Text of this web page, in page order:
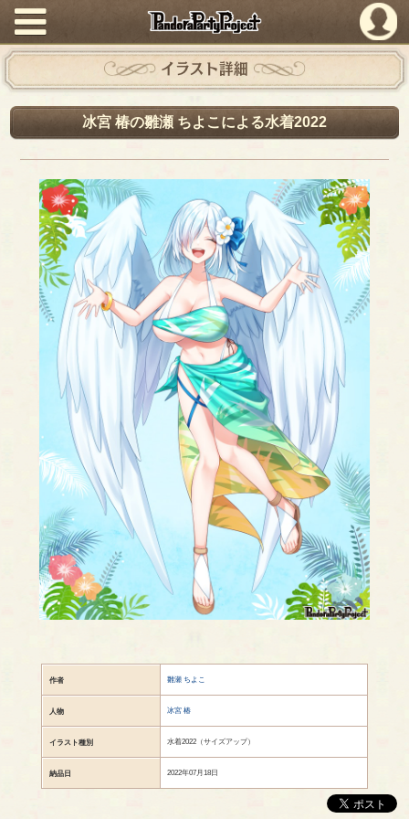
PandoraPartyProject
イラスト詳細
冰宮 椿の雛瀬 ちよこによる水着2022
作者 雛瀬 ちよこ
人物 冰宮 椿
イラスト種別 水着2022（サイズアップ）
納品日 2022年07月18日